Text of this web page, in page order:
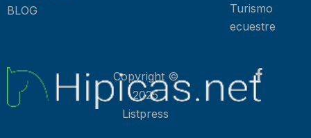
BLOG
Turismo
ecuestre
Copyright ©
2025
Listpress